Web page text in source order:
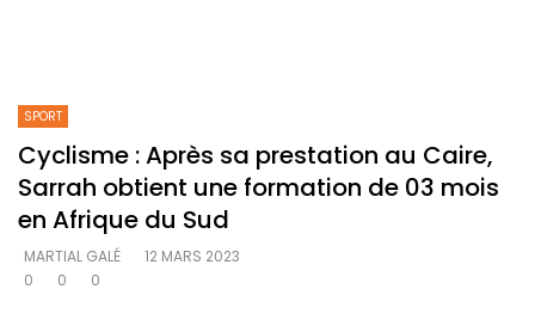
SPORT
Cyclisme : Après sa prestation au Caire,
Sarrah obtient une formation de 03 mois
en Afrique du Sud
MARTIAL GALÉ
12 MARS 2023
0
0 0